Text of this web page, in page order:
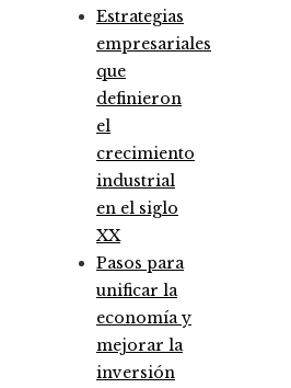
Estrategias
empresariales
que
definieron
el
crecimiento
industrial
en el siglo
XX
Pasos para
unificar la
economía y
mejorar la
inversión